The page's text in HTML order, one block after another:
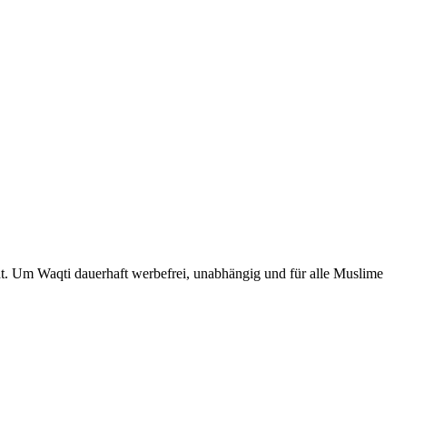
Um Waqti dauerhaft werbefrei, unabhängig und für alle Muslime